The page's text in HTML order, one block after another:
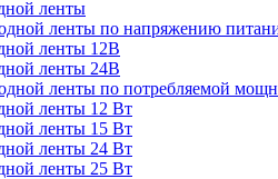
ленты
ленты по напряжению
ленты 12В
ленты 24В
ленты по потребляемой
ленты 12 Вт
ленты 15 Вт
ленты 24 Вт
ленты 25 Вт